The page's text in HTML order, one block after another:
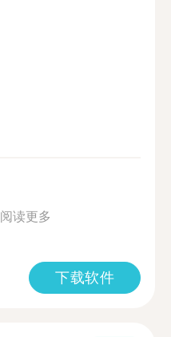
阅读更多
下载软件